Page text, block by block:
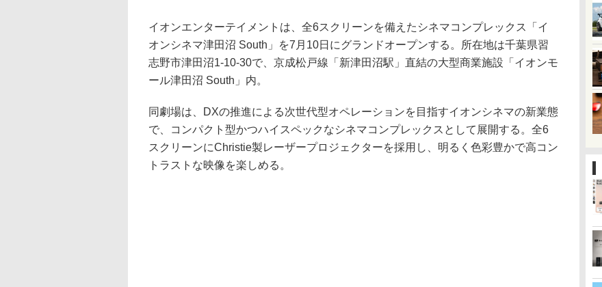
イオンエンターテイメントは、全6スクリーンを備えたシネマコンプレックス「イ
オンシネマ津田沼 South」を7月10日にグランドオープンする。所在地は千葉県習
志野市津田沼1-10-30で、京成松戸線「新津田沼駅」直結の大型商業施設「イオンモ
ール津田沼 South」内。
同劇場は、DXの推進による次世代型オペレーションを目指すイオンシネマの新業態
で、コンパクト型かつハイスペックなシネマコンプレックスとして展開する。全6
スクリーンにChristie製レーザープロジェクターを採用し、明るく色彩豊かで高コン
トラストな映像を楽しめる。